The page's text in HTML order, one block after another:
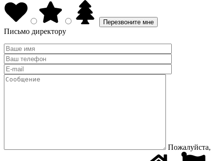
Письмо директору
Пожалуйста,